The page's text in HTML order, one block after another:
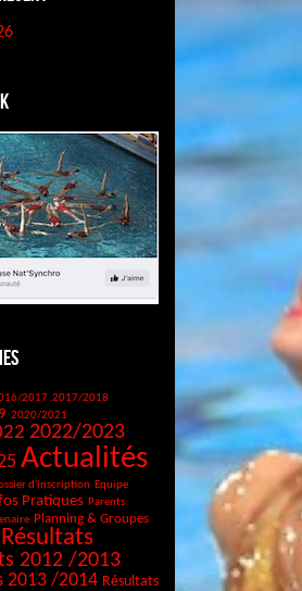
2017 2017/2018
2020/2021
2022/2023
Actualités
d'inscription Equipe
Pratiques Parents
Planning & Groupes
Résultats
2012 /2013
2013 /2014 Résultats